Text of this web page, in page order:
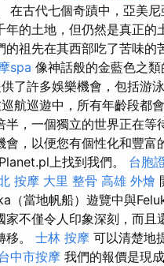
在古代七個奇蹟中，亞美
年的土地，但仍然是真正的
的祖先在其西部吃了苦味的
spa 像神話般的金藍色之
了許多娛樂機會，包括游
航巡遊中，所有年齡段都
半，一個獨立的世界正在
會，以便您有個性化和豐富
上找到我們。 台胞
按摩 大里 整骨 高雄 外燴
（當地帆船）遊覽中與
家不僅令人印象深刻，而
移。 士林 按摩 可以清楚地
中市按摩 我們的報價是現